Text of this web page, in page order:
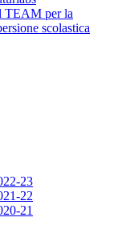
TEAM per la
scolastica
23
22
21